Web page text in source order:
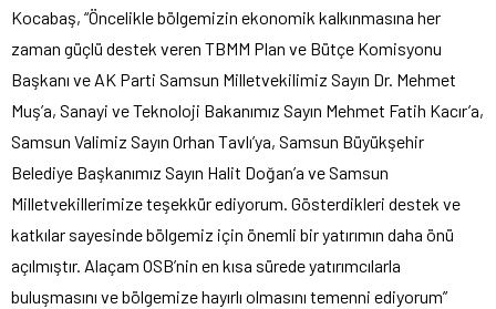
Kocabaş, “Öncelikle bölgemizin ekonomik kalkınmasına her
zaman güçlü destek veren TBMM Plan ve Bütçe Komisyonu
Başkanı ve AK Parti Samsun Milletvekilimiz Sayın Dr. Mehmet
Muş’a, Sanayi ve Teknoloji Bakanımız Sayın Mehmet Fatih Kacır’a,
Samsun Valimiz Sayın Orhan Tavlı’ya, Samsun Büyükşehir
Belediye Başkanımız Sayın Halit Doğan’a ve Samsun
Milletvekillerimize teşekkür ediyorum. Gösterdikleri destek ve
katkılar sayesinde bölgemiz için önemli bir yatırımın daha önü
açılmıştır. Alaçam OSB’nin en kısa sürede yatırımcılarla
buluşmasını ve bölgemize hayırlı olmasını temenni ediyorum”